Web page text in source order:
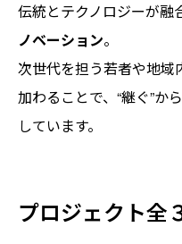
伝統とテクノロジーが融
ノベーション。
次世代を担う若者や地域
加わることで、“継ぐ”か
しています。
プロジェクト